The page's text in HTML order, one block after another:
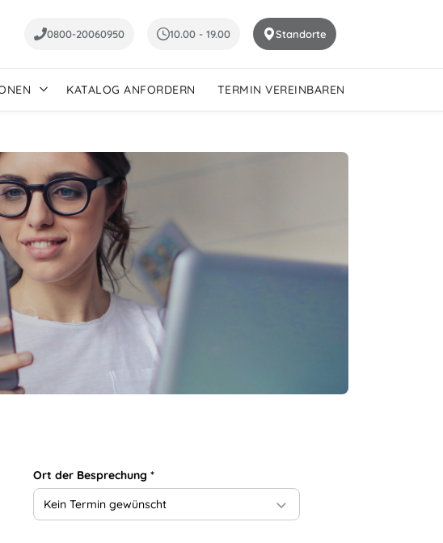
0800-20060950 10.00 - 19.00 Standorte
KATALOG ANFORDERN TERMIN VEREINBAREN
Ort der Besprechung *
Kein Termin gewünscht